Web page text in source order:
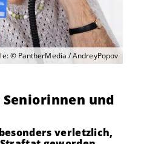
© PantherMedia / AndreyPopov
und
verletzlich,